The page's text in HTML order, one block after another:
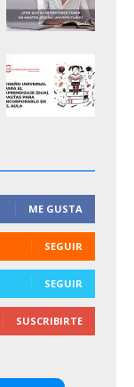
ME GUSTA
SEGUIR
SEGUIR
SUSCRIBIRTE